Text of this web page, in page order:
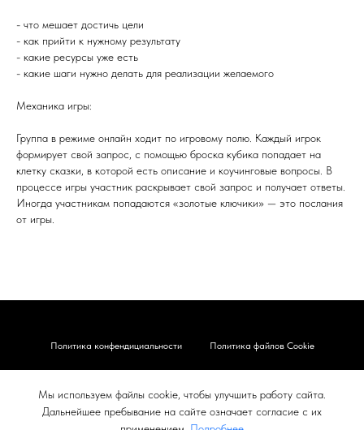
- что мешает достичь цели
- как прийти к нужному результату
- какие ресурсы уже есть
- какие шаги нужно делать для реализации желаемого
Механика игры:
Группа в режиме онлайн ходит по игровому полю. Каждый игрок
формирует свой запрос, с помощью броска кубика попадает на
клетку сказки, в которой есть описание и коучинговые вопросы. В
процессе игры участник раскрывает свой запрос и получает ответы.
Иногда участникам попадаются «золотые ключики» — это послания
от игры.
Политика конфендициальности Политика файлов Cookie
Согласие на обработку
Мы используем файлы cookie, чтобы улучшить работу сайта.
Дальнейшее пребывание на сайте означает согласие с их